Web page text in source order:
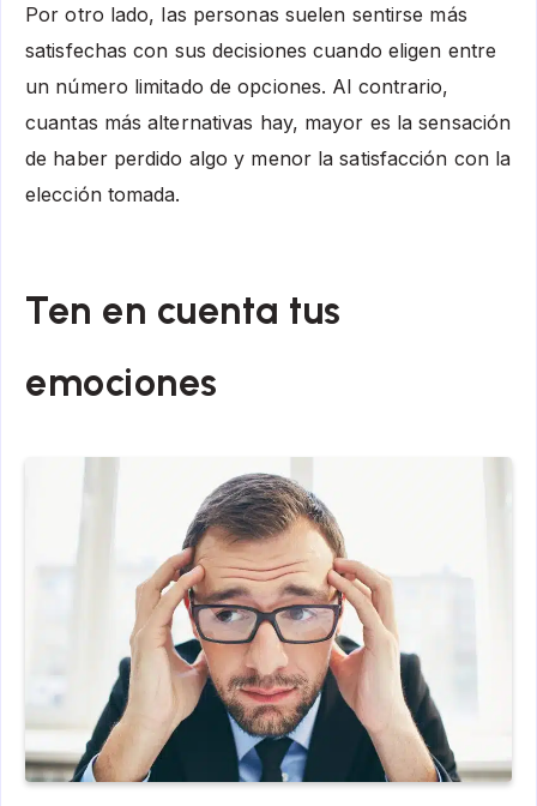
Por otro lado, las personas suelen sentirse más
satisfechas con sus decisiones cuando eligen entre
un número limitado de opciones. Al contrario,
cuantas más alternativas hay, mayor es la sensación
de haber perdido algo y menor la satisfacción con la
elección tomada.
Ten en cuenta tus
emociones